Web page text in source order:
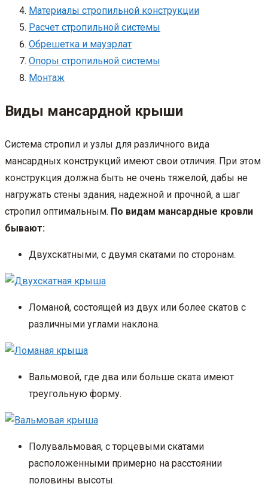
Материалы стропильной конструкции
Расчет стропильной системы
Обрешетка и мауэрлат
Опоры стропильной системы
Монтаж
Виды мансардной крыши
Система стропил и узлы для различного вида
мансардных конструкций имеют свои отличия. При этом
конструкция должна быть не очень тяжелой, дабы не
нагружать стены здания, надежной и прочной, а шаг
стропил оптимальным. По видам мансардные кровли
бывают:
Двухскатными, с двумя скатами по сторонам.
Ломаной, состоящей из двух или более скатов с
различными углами наклона.
Вальмовой, где два или больше ската имеют
треугольную форму.
Полувальмовая, с торцевыми скатами
расположенными примерно на расстоянии
половины высоты.